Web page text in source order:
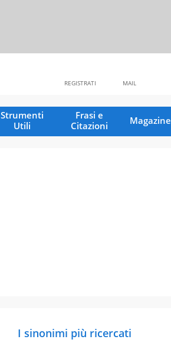
MAIL
REGISTRATI
Strumenti
Utili
Frasi e
Citazioni
Magazine
I sinonimi più ricercati